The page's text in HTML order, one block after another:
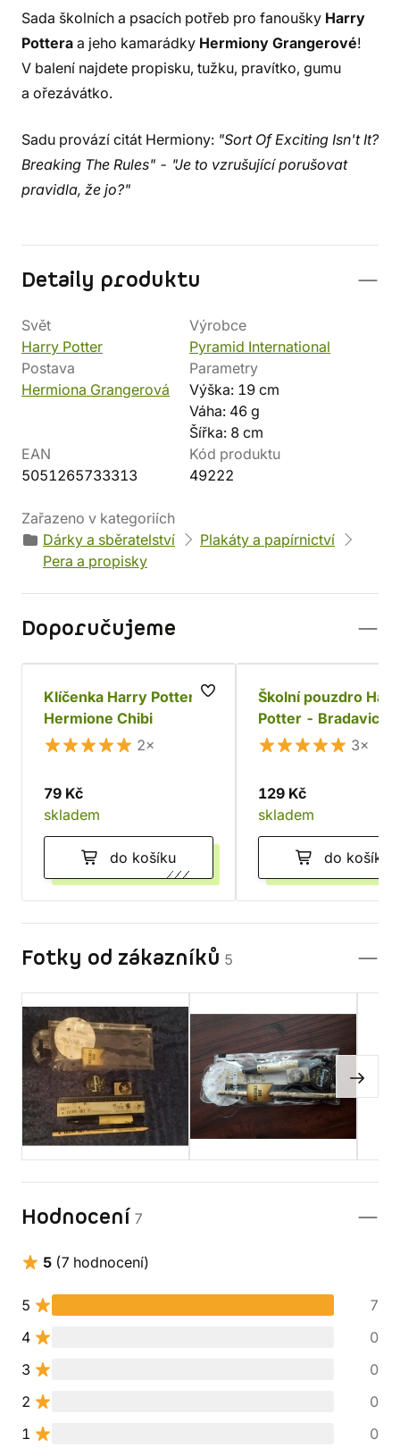
Sada školních a psacích potřeb pro fanoušky Harry
Pottera a jeho kamarádky Hermiony Grangerové!
V balení najdete propisku, tužku, pravítko, gumu
a ořezávátko.
Sadu provází citát Hermiony: "Sort Of Exciting Isn't It?
Breaking The Rules" - "Je to vzrušující porušovat
pravidla, že jo?"
Detaily produktu
Svět
Harry Potter
Výrobce
Pyramid International
Postava
Hermiona Grangerová
Parametry
Výška: 19 cm
Váha: 46 g
Šířka: 8 cm
EAN
5051265733313
Kód produktu
49222
Zařazeno v kategoriích
Dárky a sběratelství
Plakáty a papírnictví
Pera a propisky
Doporučujeme
Klíčenka Harry Potter -
Hermione Chibi
2×
79 Kč
skladem
do košíku
Školní pouzdro
Potter - Bradavice
3×
129 Kč
skladem
do košíku
Fotky od zákazníků 5
Hodnocení 7
5 (7 hodnocení)
5
7
4
0
3
0
2
0
1
0